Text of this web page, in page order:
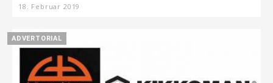
18. Februar 2019
ADVERTORIAL